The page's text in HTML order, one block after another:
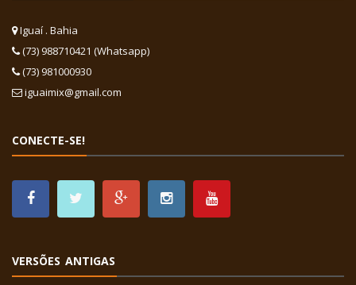
Iguaí . Bahia
(73) 988710421 (Whatsapp)
(73) 981000930
iguaimix@gmail.com
CONECTE-SE!
VERSÕES ANTIGAS